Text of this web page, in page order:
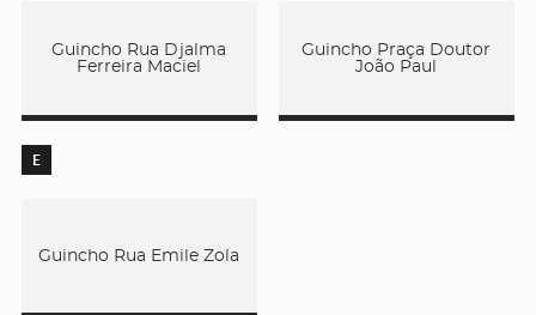
Guincho Rua Djalma
Ferreira Maciel
Guincho Praça Doutor
João Paul
E
Guincho Rua Emile Zola